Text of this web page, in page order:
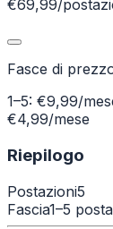
€69,99/
Fasce di
1–5: €9,99/
€4,99/mese
Riepilogo
Postazioni5
Fascia1–5